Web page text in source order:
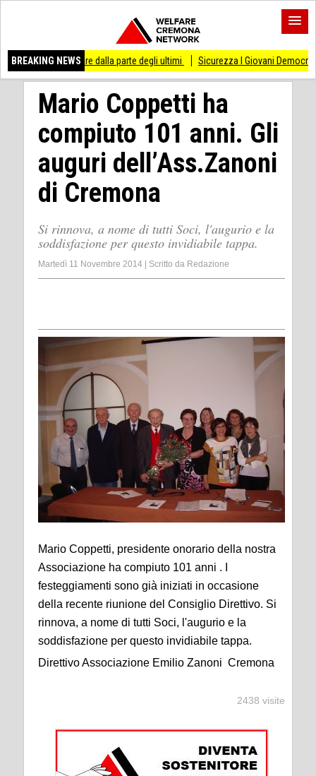
BREAKING NEWS
dalla parte degli ultimi Sicurezza I Giovani Democratici ribattono ai
Mario Coppetti ha
compiuto 101 anni. Gli
auguri dell’Ass.Zanoni
di Cremona
Si rinnova, a nome di tutti Soci, l'augurio e la
soddisfazione per questo invidiabile tappa.
Martedì 11 Novembre 2014 Scritto da Redazione
Mario Coppetti, presidente onorario della nostra
Associazione ha compiuto 101 anni . I
festeggiamenti sono già iniziati in occasione
della recente riunione del Consiglio Direttivo. Si
rinnova, a nome di tutti Soci, l'augurio e la
soddisfazione per questo invidiabile tappa.
Direttivo Associazione Emilio Zanoni Cremona
2438 visite